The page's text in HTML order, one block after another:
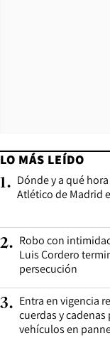
LO MÁS LEÍDO
1. Dónde y a qué
Atlético de Madrid
2. Robo con
Luis Cordero
persecución
3. Entra en vigencia
cuerdas y
vehículos en